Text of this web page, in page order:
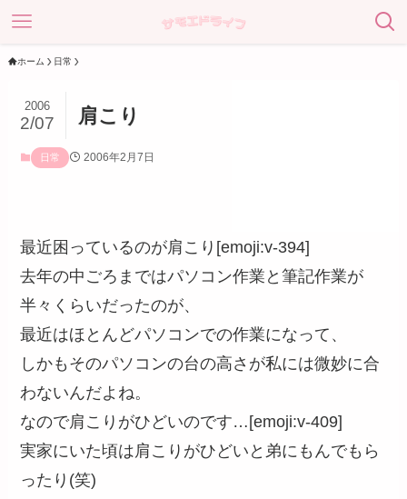
ホーム 日常
肩こり
2006
2/07
日常 2006年2月7日
最近困っているのが肩こり[emoji:v-394]
去年の中ごろまではパソコン作業と筆記作業が
半々くらいだったのが、
最近はほとんどパソコンでの作業になって、
しかもそのパソコンの台の高さが私には微妙に合
わないんだよね。
なので肩こりがひどいのです…[emoji:v-409]
実家にいた頃は肩こりがひどいと弟にもんでもら
ったり(笑)